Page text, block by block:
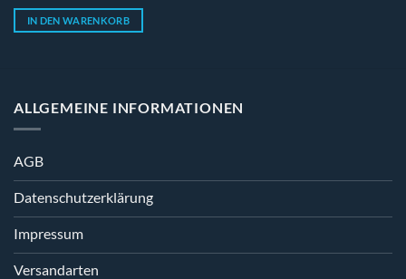
IN DEN WARENKORB
ALLGEMEINE INFORMATIONEN
AGB
Datenschutzerklärung
Impressum
Versandarten